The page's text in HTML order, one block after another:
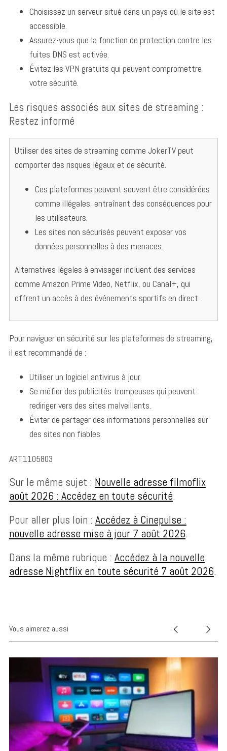
Choisissez un serveur situé dans un pays où le site est
accessible.
Assurez-vous que la fonction de protection contre les
fuites DNS est activée.
Évitez les VPN gratuits qui peuvent compromettre
votre sécurité.
Les risques associés aux sites de streaming :
Restez informé
Utiliser des sites de streaming comme JokerTV peut
comporter des risques légaux et de sécurité.
Ces plateformes peuvent souvent être considérées
comme illégales, entraînant des conséquences pour
les utilisateurs.
Les sites non sécurisés peuvent exposer vos
données personnelles à des menaces.
Alternatives légales à envisager incluent des services
comme Amazon Prime Video, Netflix, ou Canal+, qui
offrent un accès à des événements sportifs en direct.
Pour naviguer en sécurité sur les plateformes de streaming,
il est recommandé de :
Utiliser un logiciel antivirus à jour.
Se méfier des publicités trompeuses qui peuvent
rediriger vers des sites malveillants.
Éviter de partager des informations personnelles sur
des sites non fiables.
ART.1105803
Sur le même sujet : Nouvelle adresse filmoflix
août 2026 : Accédez en toute sécurité.
Pour aller plus loin : Accédez à Cinepulse :
nouvelle adresse mise à jour 7 août 2026.
Dans la même rubrique : Accédez à la nouvelle
adresse Nightflix en toute sécurité 7 août 2026.
Vous aimerez aussi
S
e
c
f
r
: